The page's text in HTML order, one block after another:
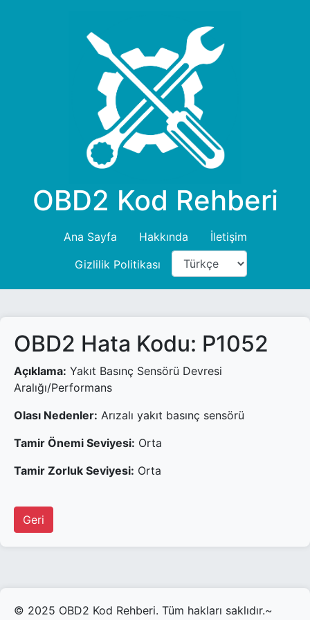
OBD2 Kod Rehberi
Ana Sayfa Hakkında
İletişim
Gizlilik Politikası
OBD2 Hata Kodu: P1052
Açıklama: Yakıt Basınç Sensörü Devresi
Aralığı/Performans
Olası Nedenler: Arızalı yakıt basınç sensörü
Tamir Önemi Seviyesi: Orta
Tamir Zorluk Seviyesi: Orta
Geri
© 2025 OBD2 Kod Rehberi. Tüm hakları saklıdır.~